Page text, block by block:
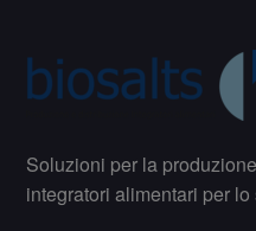
Soluzioni per la
integratori alimentari per